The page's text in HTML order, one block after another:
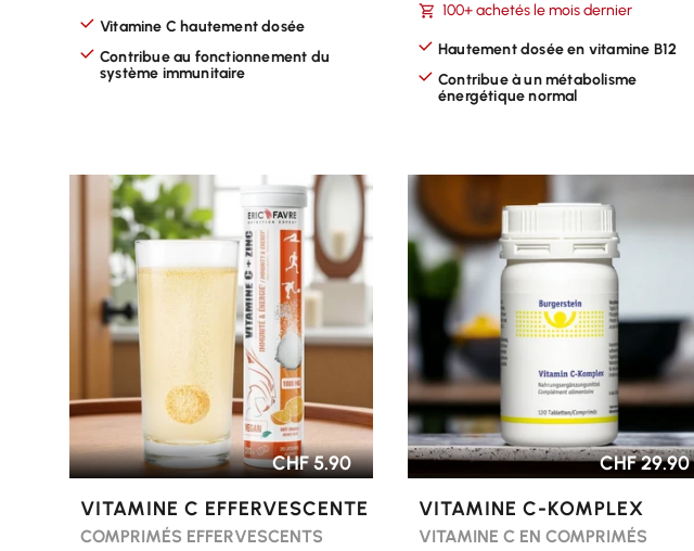
Vitamine C hautement dosée
Contribue au fonctionnement du
système immunitaire
100+ achetés le mois dernier
Hautement dosée en vitamine B12
Contribue à un métabolisme
énergétique normal
CHF 5.90
CHOISIR LES OPTIONS
VITAMINE C EFFERVESCENTE
COMPRIMÉS EFFERVESCENTS
CHF 29.90
CHOISIR LES OPTIONS
VITAMINE C-KOMPLEX
VITAMINE C EN COMPRIMÉS